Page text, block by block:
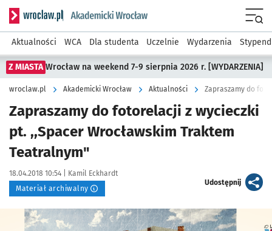
Serwis informacyjny wroclaw.pl podserwis: Akademicki
Aktualności WCA Dla studenta Uczelnie Wydarzenia
Z MIASTA Wrocław na weekend 7-9 sierpnia 2026 r. [WYDARZENIA]
wroclaw.pl Akademicki Wrocław Aktualności
Zapraszamy do fotorelacji z wycieczki
pt. ,,Spacer Wrocławskim Traktem
Teatralnym"
Data publikacji:
18.04.2018 10:54 | Autor:
Kamil Eckhardt
Materiał archiwalny
Udostępnijartykuł
Kliknij, aby powiększyć